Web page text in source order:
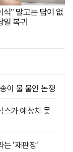
이 불 붙인 논쟁
가 예상치 못
는 '재판장'